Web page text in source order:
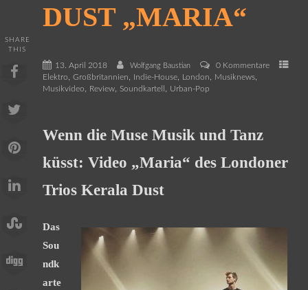
DUST „MARIA“
13. April 2018 Wolfgang Baustian
0 Kommentare
Elektro, Großbritannien, Indie-House, London, Musiknews,
Musikvideo, Review, Soundkartell , Urban-Pop
SHARE
THIS
Wenn die Muse Musik und Tanz
küsst: Video „Maria“ des Londoner
Trios Kerala Dust
Das
Sou
ndk
arte